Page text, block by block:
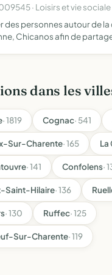
· Loisirs et vie sociale
des personnes autour de la
Chicanos afin de
dans les
· 1819 Cognac· 541
Sur-Charente· 165 La
· 141 Confolens·
Saint-Hilaire· 136
· 130 Ruffec· 125
Sur-Charente· 119